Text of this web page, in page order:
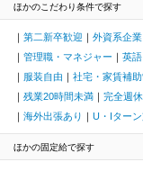
ほかのこだわり条件で探す
第二新卒歓迎 外資系企業
管理職・マネジャー
英
服装自由
社宅・家賃補
残業20時間未満
完全週
海外出張あり
U・Iター
ほかの固定給で探す